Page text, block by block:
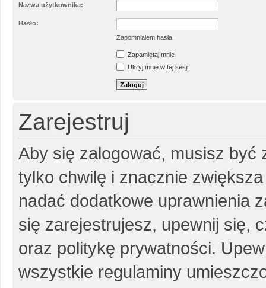
Nazwa użytkownika:
Hasło:
Zapomniałem hasła
Zapamiętaj mnie
Ukryj mnie w tej sesji
Zarejestruj
Aby się zalogować, musisz być
tylko chwilę i znacznie
nadać dodatkowe uprawnienia
się zarejestrujesz, upewnij się,
oraz politykę prywatności.
wszystkie regulaminy